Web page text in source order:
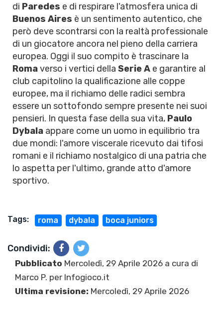
di Paredes e di respirare l'atmosfera unica di
Buenos Aires è un sentimento autentico, che
però deve scontrarsi con la realtà professionale
di un giocatore ancora nel pieno della carriera
europea. Oggi il suo compito è trascinare la
Romaverso i vertici della Serie A e garantire al
club capitolino la qualificazione alle coppe
europee, ma il richiamo delle radici sembra
essere un sottofondo sempre presente nei suoi
pensieri. In questa fase della sua vita, Paulo
Dybala appare come un uomo in equilibrio tra
due mondi: l'amore viscerale ricevuto dai tifosi
romani e il richiamo nostalgico di una patria che
lo aspetta per l'ultimo, grande atto d'amore
sportivo.
Tags: roma dybala boca juniors
Condividi:
Pubblicato Mercoledì, 29 Aprile 2026 a cura di
Marco P. per Infogioco.it
Ultima revisione: Mercoledì, 29 Aprile 2026